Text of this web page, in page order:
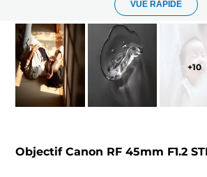
VUE RAPIDE
+10
Objectif Canon RF 45mm F1.2